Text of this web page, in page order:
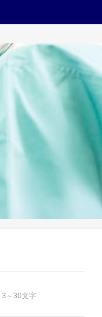
～30文字